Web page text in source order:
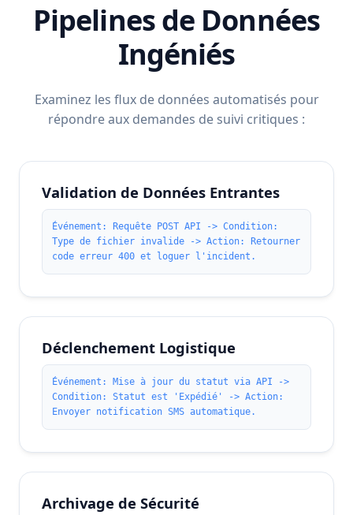
Pipelines de Données
Ingéniés
Examinez les flux de données automatisés pour
répondre aux demandes de suivi critiques :
Validation de Données Entrantes
Événement: Requête POST API -> Condition:
Type de fichier invalide -> Action: Retourner
code erreur 400 et loguer l'incident.
Déclenchement Logistique
Événement: Mise à jour du statut via API ->
Condition: Statut est 'Expédié' -> Action:
Envoyer notification SMS automatique.
Archivage de Sécurité